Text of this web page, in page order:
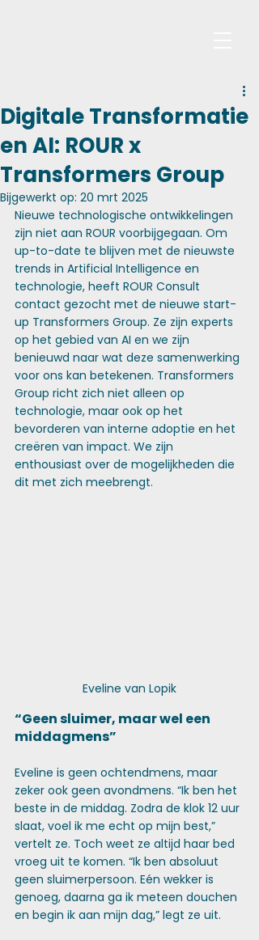
Digitale Transformatie
en AI: ROUR x
Transformers Group
Bijgewerkt op: 20 mrt 2025
Nieuwe technologische ontwikkelingen
zijn niet aan ROUR voorbijgegaan. Om
up-to-date te blijven met de nieuwste
trends in Artificial Intelligence en
technologie, heeft ROUR Consult
contact gezocht met de nieuwe start-
up Transformers Group. Ze zijn experts
op het gebied van AI en we zijn
benieuwd naar wat deze samenwerking
voor ons kan betekenen. Transformers
Group richt zich niet alleen op
technologie, maar ook op het
bevorderen van interne adoptie en het
creëren van impact. We zijn
enthousiast over de mogelijkheden die
dit met zich meebrengt.
Eveline van Lopik
“Geen sluimer, maar wel een
middagmens”
Eveline is geen ochtendmens, maar
zeker ook geen avondmens. “Ik ben het
beste in de middag. Zodra de klok 12 uur
slaat, voel ik me echt op mijn best,”
vertelt ze. Toch weet ze altijd haar bed
vroeg uit te komen. “Ik ben absoluut
geen sluimerpersoon. Eén wekker is
genoeg, daarna ga ik meteen douchen
en begin ik aan mijn dag,” legt ze uit.